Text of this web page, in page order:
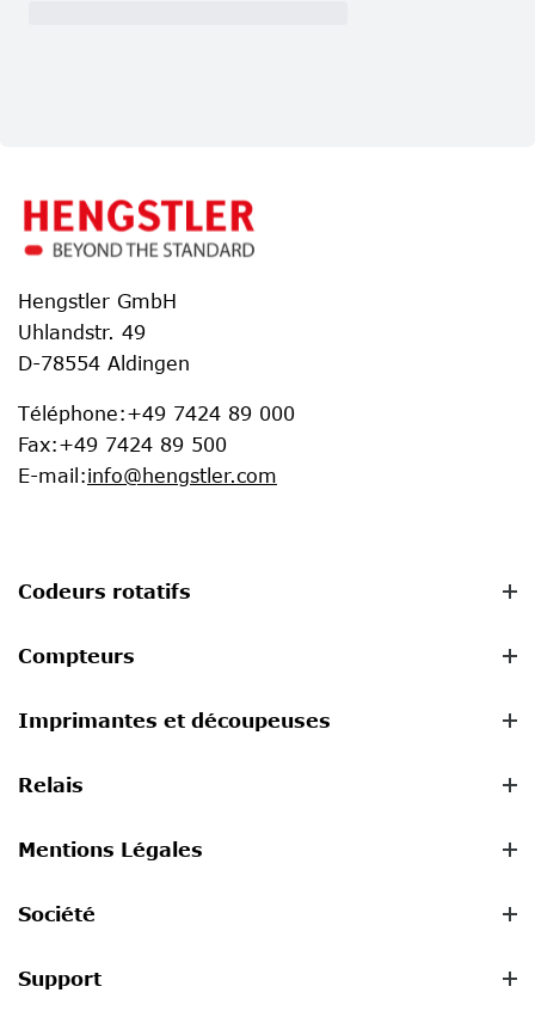
Hengstler GmbH
Uhlandstr. 49
D-78554 Aldingen
Téléphone:+49 7424 89 000
Fax:+49 7424 89 500
E-mail :info@hengstler.com
Codeurs rotatifs
Compteurs
Imprimantes et découpeuses
Relais
Mentions Légales
Société
Support